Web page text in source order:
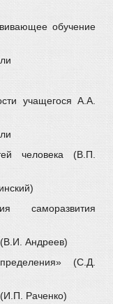
обучение
учащегося А.А.
человека (В.П.
саморазвития
(В.И. Андреев)
(С.Д.
Раченко)